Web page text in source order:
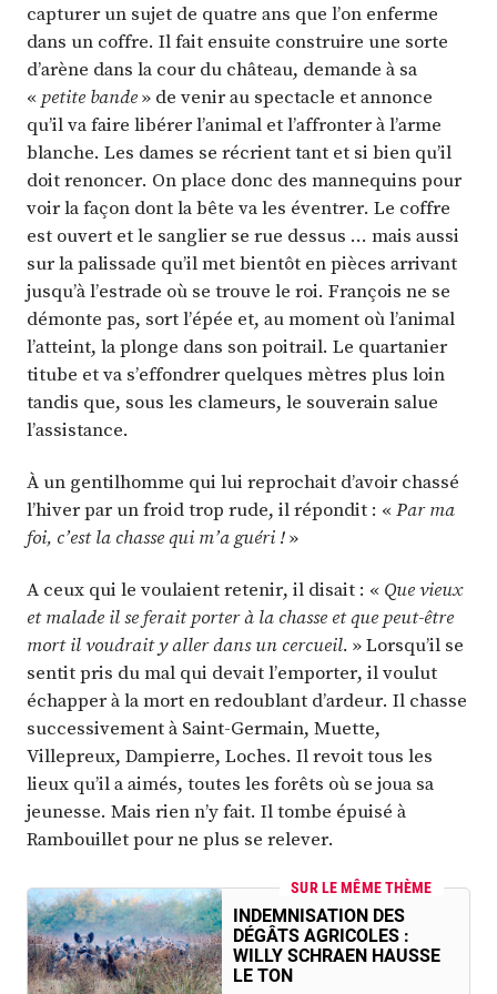
capturer un sujet de quatre ans que l’on enferme
dans un coffre. Il fait ensuite construire une sorte
d’arène dans la cour du château, demande à sa
« petite bande» de venir au spectacle et annonce
qu’il va faire libérer l’animal et l’affronter à l’arme
blanche. Les dames se récrient tant et si bien qu’il
doit renoncer. On place donc des mannequins pour
voir la façon dont la bête va les éventrer. Le coffre
est ouvert et le sanglier se rue dessus … mais aussi
sur la palissade qu’il met bientôt en pièces arrivant
jusqu’à l’estrade où se trouve le roi. François ne se
démonte pas, sort l’épée et, au moment où l’animal
l’atteint, la plonge dans son poitrail. Le quartanier
titube et va s’effondrer quelques mètres plus loin
tandis que, sous les clameurs, le souverain salue
l’assistance.
À un gentilhomme qui lui reprochait d’avoir chassé
l’hiver par un froid trop rude, il répondit : «Par ma
foi, c’est la chasse qui m’a guéri !»
A ceux qui le voulaient retenir, il disait : « Que vieux
et malade il se ferait porter à la chasse et que peut-être
mort il voudrait y aller dans un cercueil. » Lorsqu’il se
sentit pris du mal qui devait l’emporter, il voulut
échapper à la mort en redoublant d’ardeur. Il chasse
successivement à Saint-Germain, Muette,
Villepreux, Dampierre, Loches. Il revoit tous les
lieux qu’il a aimés, toutes les forêts où se joua sa
jeunesse. Mais rien n’y fait. Il tombe épuisé à
Rambouillet pour ne plus se relever.
SUR LE MÊME THÈME
INDEMNISATION DES
DÉGÂTS AGRICOLES :
WILLY SCHRAEN HAUSSE
LE TON